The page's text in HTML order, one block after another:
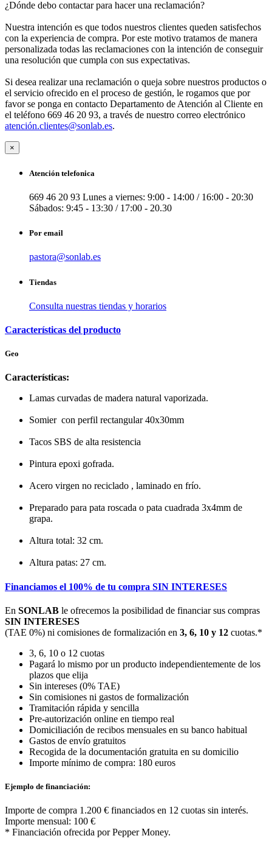
¿Dónde debo contactar para hacer una reclamación?
Nuestra intención es que todos nuestros clientes queden satisfechos
con la experiencia de compra. Por este motivo tratamos de manera
personalizada todas las reclamaciones con la intención de conseguir
una resolución que cumpla con sus expectativas.
Si desea realizar una reclamación o queja sobre nuestros productos o
el servicio ofrecido en el proceso de gestión, le rogamos que por
favor se ponga en contacto Departamento de Atención al Cliente en
el teléfono 669 46 20 93, a través de nuestro correo electrónico
atención.clientes@sonlab.es.
×
Atención telefonica
669 46 20 93 Lunes a viernes: 9:00 - 14:00 / 16:00 - 20:30
Sábados: 9:45 - 13:30 / 17:00 - 20.30
Por email
pastora@sonlab.es
Tiendas
Consulta nuestras tiendas y horarios
Características del producto
Geo
Características:
Lamas curvadas de madera natural vaporizada.
Somier con perfil rectangular 40x30mm
Tacos SBS de alta resistencia
Pintura epoxi gofrada.
Acero virgen no reciclado , laminado en frío.
Preparado para pata roscada o pata cuadrada 3x4mm de
grapa.
Altura total: 32 cm.
Altura patas: 27 cm.
Financiamos el 100% de tu compra SIN INTERESES
En SONLAB le ofrecemos la posibilidad de financiar sus compras
SIN INTERESES
(TAE 0%) ni comisiones de formalización en 3, 6, 10 y 12 cuotas.*
3, 6, 10 o 12 cuotas
Pagará lo mismo por un producto independientemente de los
plazos que elija
Sin intereses (0% TAE)
Sin comisiones ni gastos de formalización
Tramitación rápida y sencilla
Pre-autorización online en tiempo real
Domiciliación de recibos mensuales en su banco habitual
Gastos de envío gratuitos
Recogida de la documentación gratuita en su domicilio
Importe mínimo de compra: 180 euros
Ejemplo de financiación:
Importe de compra 1.200 € financiados en 12 cuotas sin interés.
Importe mensual: 100 €
* Financiación ofrecida por Pepper Money.